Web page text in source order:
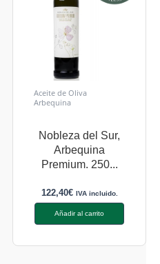
Aceite de Oliva
Arbequina
Nobleza del Sur,
Arbequina
Premium. 250...
122,40€ IVA incluido.
Añadir al carrito